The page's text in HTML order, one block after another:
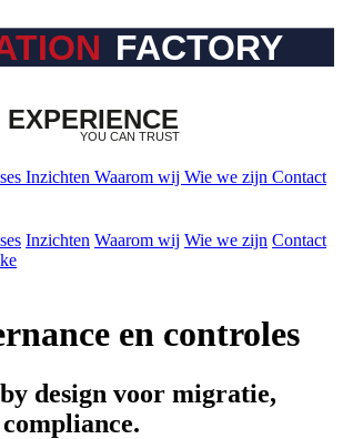
Inzichten Waarom wij Wie we zijn Contact
Inzichten Waarom wij Wie we zijn Contact
en controles
design voor migratie,